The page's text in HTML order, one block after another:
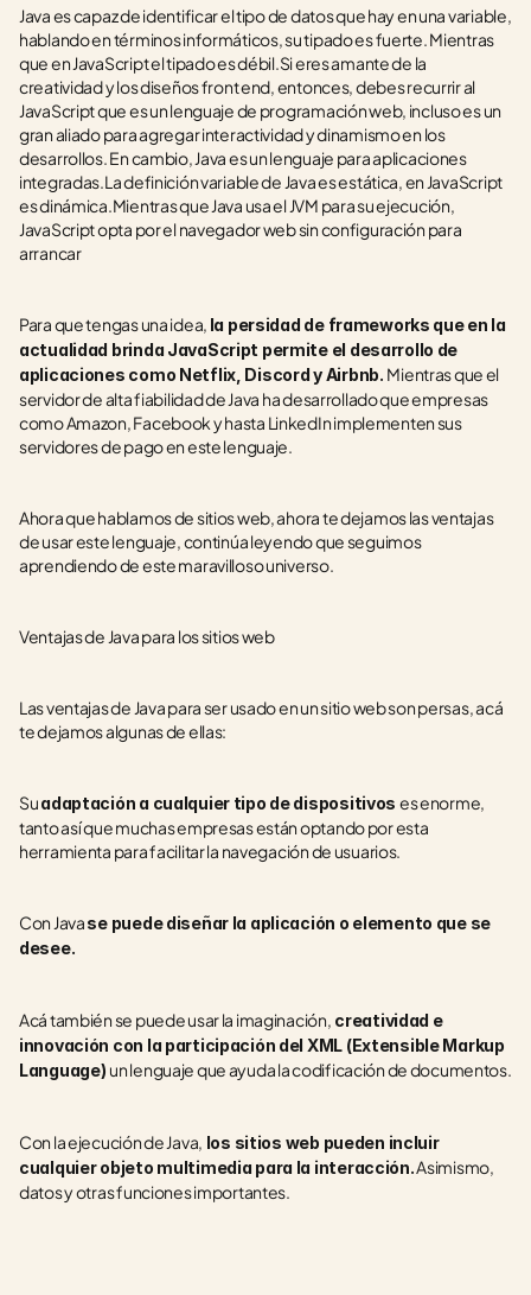
Java es capaz de identificar el tipo de datos que hay en una variable,
hablando en términos informáticos, su tipado es fuerte. Mientras
que en JavaScript el tipado es débil.Si eres amante de la
creatividad y los diseños front end, entonces, debes recurrir al
JavaScript que es un lenguaje de programación web, incluso es un
gran aliado para agregar interactividad y dinamismo en los
desarrollos. En cambio, Java es un lenguaje para aplicaciones
integradas.La definición variable de Java es estática, en JavaScript
es dinámica.Mientras que Java usa el JVM para su ejecución,
JavaScript opta por el navegador web sin configuración para
arrancar
Para que tengas una idea, la persidad de frameworks que en la
actualidad brinda JavaScript permite el desarrollo de
aplicaciones como Netflix, Discord y Airbnb. Mientras que el
servidor de alta fiabilidad de Java ha desarrollado que empresas
como Amazon, Facebook y hasta LinkedIn implementen sus
servidores de pago en este lenguaje.
Ahora que hablamos de sitios web, ahora te dejamos las ventajas
de usar este lenguaje, continúa leyendo que seguimos
aprendiendo de este maravilloso universo.
Ventajas de Java para los sitios web
Las ventajas de Java para ser usado en un sitio web son persas, acá
te dejamos algunas de ellas:
Su adaptación a cualquier tipo de dispositivos es enorme,
tanto así que muchas empresas están optando por esta
herramienta para facilitar la navegación de usuarios.
Con Java se puede diseñar la aplicación o elemento que se
desee.
Acá también se puede usar la imaginación, creatividad e
innovación con la participación del XML (Extensible Markup
Language) un lenguaje que ayuda la codificación de documentos.
Con la ejecución de Java, los sitios web pueden incluir
cualquier objeto multimedia para la interacción. Asimismo,
datos y otras funciones importantes.